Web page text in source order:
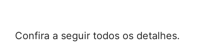
Confira a seguir todos os detalhes.